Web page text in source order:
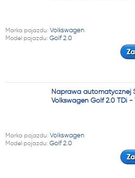
Marka pojazdu: Volkswagen
Model pojazdu: Golf 2.0
Naprawa automatycznej
Volkswagen Golf 2.0 TDi
Marka pojazdu: Volkswagen
Model pojazdu: Golf 2.0